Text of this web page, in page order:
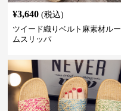
¥3,640 (税込)
ツイード織りベルト麻素材ルー
ムスリッパ